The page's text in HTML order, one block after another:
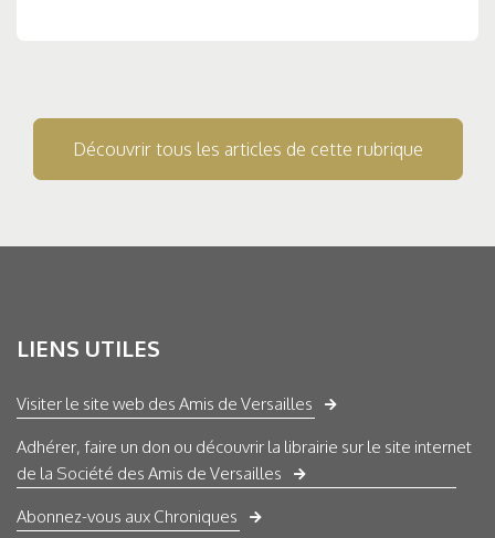
Découvrir tous les articles de cette rubrique
LIENS UTILES
Visiter le site web des Amis de Versailles
Adhérer, faire un don ou découvrir la librairie sur le site internet
de la Société des Amis de Versailles
Abonnez-vous aux Chroniques